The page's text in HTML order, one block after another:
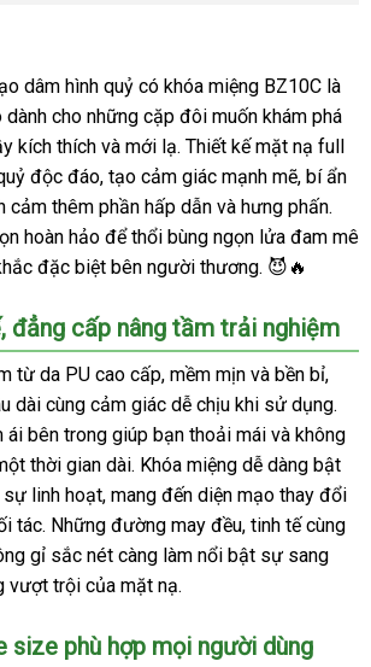
dâm hình quỷ có khóa miệng BZ10C là
cho những cặp đôi muốn khám phá
kích thích và mới lạ. Thiết kế mặt nạ full
độc đáo, tạo cảm giác mạnh mẽ, bí ẩn
cảm thêm phần hấp dẫn và hưng phấn.
hoàn hảo để thổi bùng ngọn lửa đam mê
đặc biệt bên người thương. 😈🔥
đẳng cấp nâng tầm trải nghiệm
từ da PU cao cấp, mềm mịn và bền bỉ,
dài cùng cảm giác dễ chịu khi sử dụng.
ái bên trong giúp bạn thoải mái và không
thời gian dài. Khóa miệng dễ dàng bật
linh hoạt, mang đến diện mạo thay đổi
tác. Những đường may đều, tinh tế cùng
gỉ sắc nét càng làm nổi bật sự sang
vượt trội của mặt nạ.
size phù hợp mọi người dùng